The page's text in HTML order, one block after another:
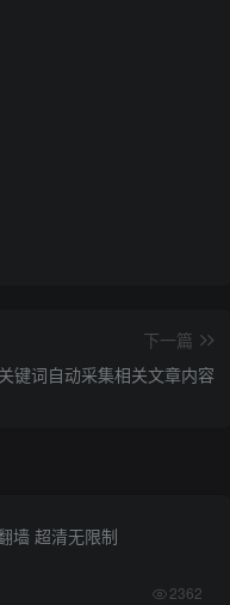
下一篇
键词自动采集相关文章内容
墙 超清无限制
2362